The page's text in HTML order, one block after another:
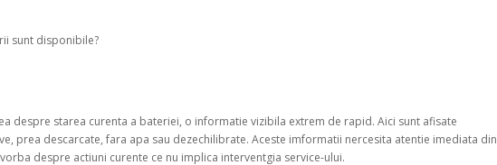
sunt disponibile?
despre starea curenta a bateriei, o informatie vizibila extrem de rapid. Aici sunt afisate
prea descarcate, fara apa sau dezechilibrate. Aceste imformatii nercesita atentie imediata din
despre actiuni curente ce nu implica interventgia service-ului.